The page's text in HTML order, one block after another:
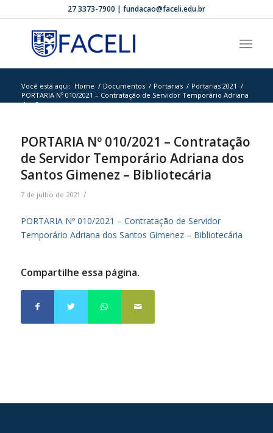
27 3373-7900 | fundacao@faceli.edu.br
Você está aqui: Home / Documentos / Portarias / Portarias 2021 /
PORTARIA Nº 010/2021 – Contratação de Servidor Temporário Adriana
dos S...
PORTARIA Nº 010/2021 – Contratação
de Servidor Temporário Adriana dos
Santos Gimenez – Bibliotecária
7 de julho de 2021 /
PORTARIA Nº 010/2021 – Contratação de Servidor
Temporário Adriana dos Santos Gimenez – Bibliotecária
Compartilhe essa página.